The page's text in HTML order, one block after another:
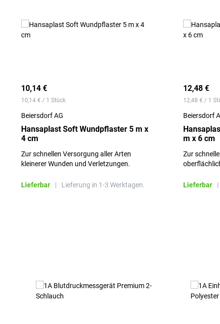
10,14 €
10,14 € / 1 Stück
Beiersdorf AG
Hansaplast Soft Wundpflaster 5 m x
4 cm
Zur schnellen Versorgung aller Arten
kleinerer Wunden und Verletzungen.
Lieferbar | Lieferung in 1-3 Werktagen.
12,48 €
12,48 € / 1
Beiersdorf
m x 6 cm
Zur
Lieferbar
|